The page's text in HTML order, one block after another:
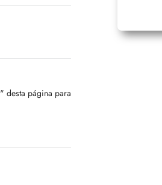
desta página para